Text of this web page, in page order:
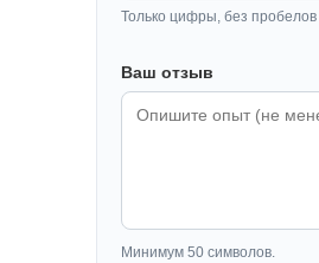
Только цифры, без
Ваш отзыв
Минимум 50 символов.